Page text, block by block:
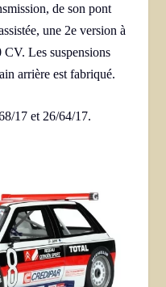
de son pont
une 2e version à
Les suspensions
arrière est fabriqué.
17 et 26/64/17.